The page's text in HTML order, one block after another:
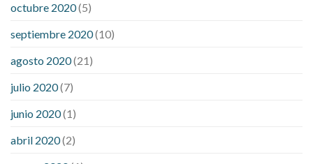
octubre 2020(5)
septiembre 2020(10)
agosto 2020(21)
julio 2020(7)
junio 2020(1)
abril 2020(2)